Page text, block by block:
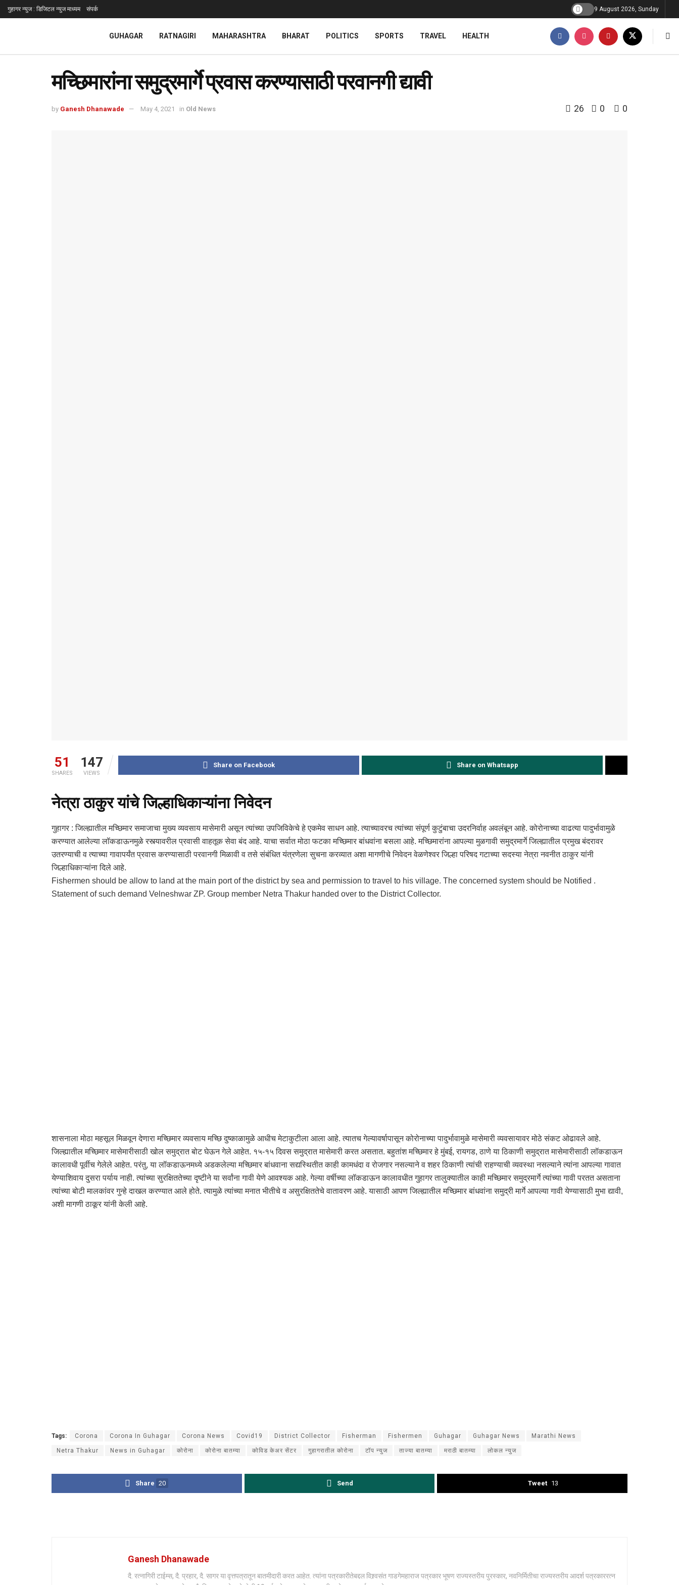
गुहागर न्युज : डिजिटल न्युज माध्यम संपर्क 9 August 2026, Sunday
GUHAGAR RATNAGIRI MAHARASHTRA BHARAT POLITICS SPORTS TRAVEL HEALTH
मच्छिमारांना समुद्रमार्गे प्रवास करण्यासाठी परवानगी द्यावी
by Ganesh Dhanawade May 4, 2021 in Old News 26 0 0
51
SHARES
147
VIEWS
Share on Facebook Share on Whatsapp
नेत्रा ठाकुर यांचे जिल्हाधिकाऱ्यांना निवेदन
गुहागर : जिल्ह्यातील मच्छिमार समाजाचा मुख्य व्यवसाय मासेमारी असून त्यांच्या उपजिविकेचे हे एकमेव साधन आहे. त्याच्यावरच त्यांच्या संपूर्ण कुटुंबाचा उदरनिर्वाह अवलंबून आहे. कोरोनाच्या वाढत्या पादुर्भावामुळे
करण्यात आलेल्या लॉकडाऊनमुळे रस्त्यावरील प्रवासी वाहतूक सेवा बंद आहे. याचा सर्वात मोठा फटका मच्छिमार बांधवांना बसला आहे. मच्छिमारांना आपल्या मुळगावी समुद्रमार्गे जिल्ह्यातील प्रमुख बंदरावर
उतरण्याची व त्याच्या गावापर्यंत प्रवास करण्यासाठी परवानगी मिळावी व तसे संबंधित यंत्रणेला सुचना करव्यात अशा मागणीचे निवेदन वेळणेश्वर जिल्हा परिषद गटाच्या सदस्या नेत्रा नवनीत ठाकुर यांनी
जिल्हाधिकाऱ्यांना दिले आहे.
Fishermen should be allow to land at the main port of the district by sea and permission to travel to his village. The concerned system should be Notified .
Statement of such demand Velneshwar ZP. Group member Netra Thakur handed over to the District Collector.
शासनाला मोठा महसूल मिळवून देणारा मच्छिमार व्यवसाय मच्छि दुष्काळामुळे आधीच मेटाकुटीला आला आहे. त्यातच गेल्यावर्षापासून कोरोनाच्या पादुर्भावामुळे मासेमारी व्यवसायावर मोठे संकट ओढावले आहे.
जिल्ह्यातील मच्छिमार मासेमारीसाठी खोल समुद्रात बोट घेऊन गेले आहेत. १५-१५ दिवस समुद्रात मासेमारी करत असतात. बहुतांश मच्छिमार हे मुंबई, रायगड, ठाणे या ठिकाणी समुद्रात मासेमारीसाठी लॉकडाऊन
कालावधी पूर्वीच गेलेले आहेत. परंतु, या लॉकडाऊनमध्ये अडकलेल्या मच्छिमार बांधवाना सद्यस्थितीत काही कामधंदा व रोजगार नसल्याने व शहर ठिकाणी त्यांची राहण्याची व्यवस्था नसल्याने त्यांना आपल्या गावात
येण्याशिवाय दुसरा पर्याय नाही. त्यांच्या सुरक्षिततेच्या दृष्टीने या सर्वांना गावी येणे आवश्यक आहे. गेल्या वर्षीच्या लॉकडाऊन कालावधीत गुहागर तालुक्यातील काही मच्छिमार समुद्रमार्गे त्यांच्या गावी परतत असताना
त्यांच्या बोटी मालकांवर गुन्हे दाखल करण्यात आले होते. त्यामुळे त्यांच्या मनात भीतीचे व असुरक्षिततेचे वातावरण आहे. यासाठी आपण जिल्ह्यातील मच्छिमार बांधवांना समुद्री मार्गे आपल्या गावी येण्यासाठी मुभा द्यावी,
अशी मागणी ठाकूर यांनी केली आहे.
Tags: Corona Corona In Guhagar Corona News Covid19 District Collector Fisherman Fishermen Guhagar Guhagar News Marathi News
Netra Thakur News in Guhagar कोरोना कोरोना बातम्या कोविड केअर सेंटर गुहागरातील कोरोना टॉप न्युज ताज्या बातम्या मराठी बातम्या लोकल न्युज
Share 20 Send Tweet 13
Ganesh Dhanawade
दै. रत्नागिरी टाईम्स, दै. प्रहार, दै. सागर या वृत्तपत्रातून बातमीदारी करत आहेत. त्यांना पत्रकारीतेबद्दल विश्र्वसंत गाडगेमहाराज पत्रकार भूषण राज्यस्तरीय पुरस्कार, नवनिर्मितीचा राज्यस्तरीय आदर्श पत्रकाररत्न